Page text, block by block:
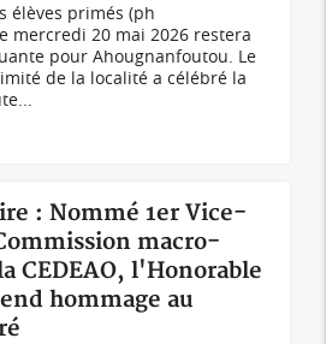
élèves primés (ph
mercredi 20 mai 2026 restera
pour Ahougnanfoutou. Le
de la localité a célébré la
: Nommé 1er Vice-
macro-
CEDEAO, l'Honorable
hommage au